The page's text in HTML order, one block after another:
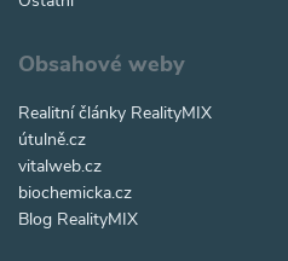
Obsahové weby
Realitní články RealityMIX
útulně.cz
vitalweb.cz
biochemicka.cz
Blog RealityMIX